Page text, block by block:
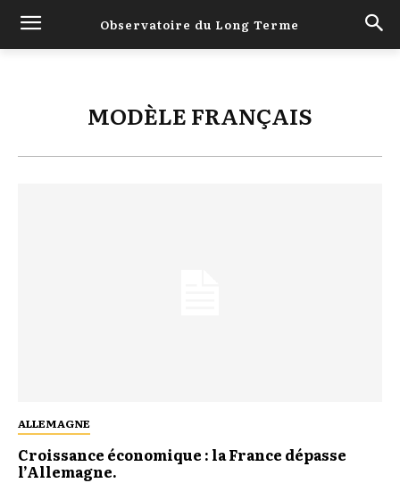
Observatoire du Long Terme
MODÈLE FRANÇAIS
ALLEMAGNE
Croissance économique : la France dépasse
l’Allemagne.